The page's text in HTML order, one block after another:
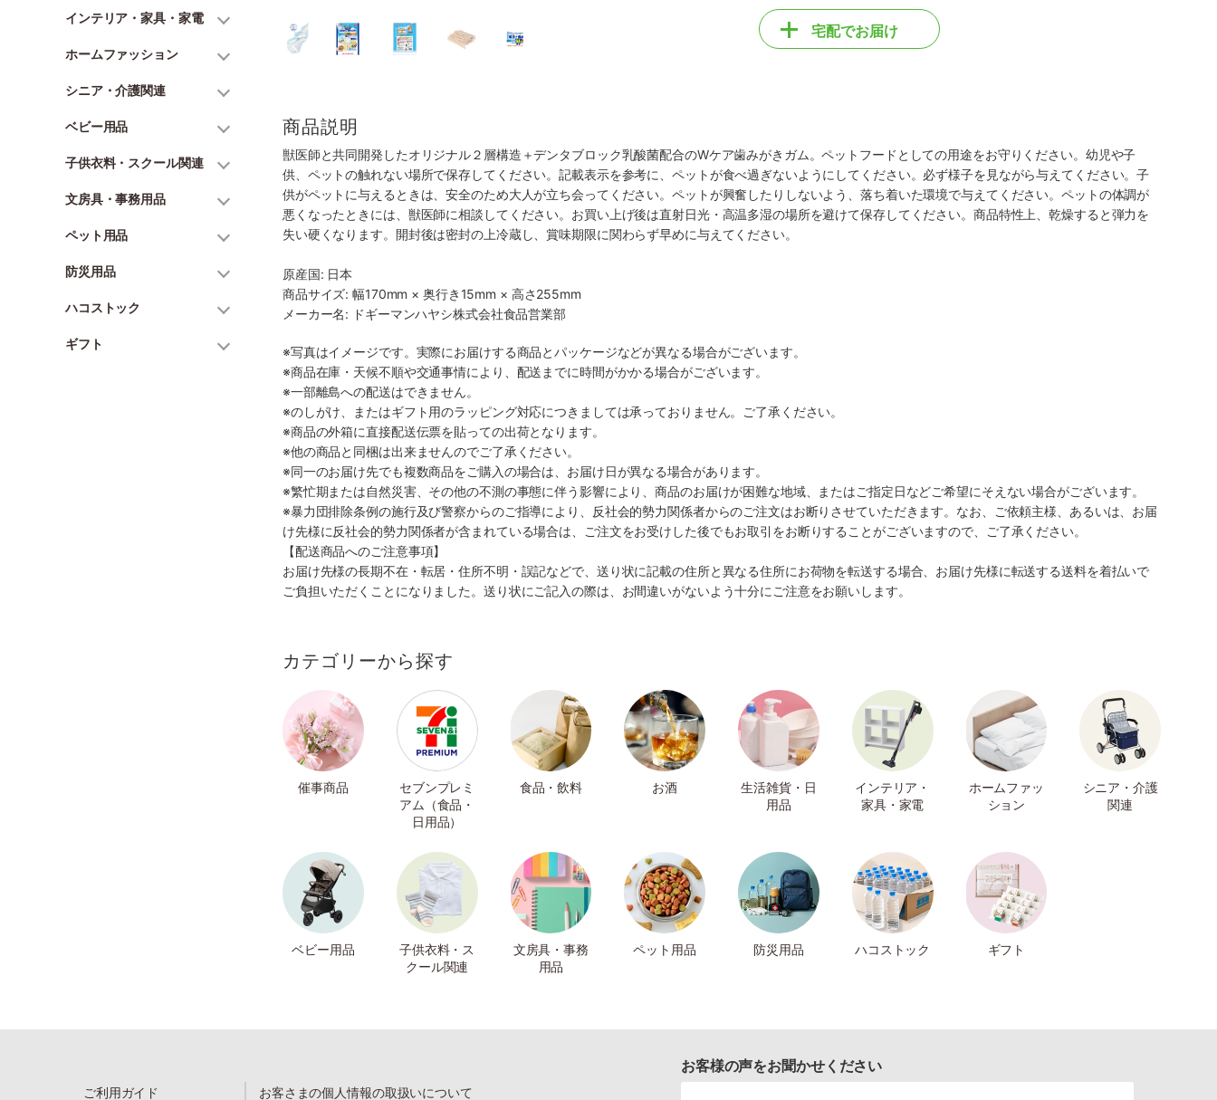
インテリア・家具・家電
ホームファッション
シニア・介護関連
ベビー用品
子供衣料・スクール関連
文房具・事務用品
ペット用品
防災用品
ハコストック
ギフト
宅配でお届け
商品説明
獣医師と共同開発したオリジナル２層構造＋デンタブロック乳酸菌配合のWケア歯みがきガム。ペットフードとしての用途をお守りください。幼児や子
供、ペットの触れない場所で保存してください。記載表示を参考に、ペットが食べ過ぎないようにしてください。必ず様子を見ながら与えてください。子
供がペットに与えるときは、安全のため大人が立ち会ってください。ペットが興奮したりしないよう、落ち着いた環境で与えてください。ペットの体調が
悪くなったときには、獣医師に相談してください。お買い上げ後は直射日光・高温多湿の場所を避けて保存してください。商品特性上、乾燥すると弾力を
失い硬くなります。開封後は密封の上冷蔵し、賞味期限に関わらず早めに与えてください。
原産国: 日本
商品サイズ: 幅170mm × 奥行き15mm × 高さ255mm
メーカー名: ドギーマンハヤシ株式会社食品営業部
※写真はイメージです。実際にお届けする商品とパッケージなどが異なる場合がございます。
※商品在庫・天候不順や交通事情により、配送までに時間がかかる場合がございます。
※一部離島への配送はできません。
※のしがけ、またはギフト用のラッピング対応につきましては承っておりません。ご了承ください。
※商品の外箱に直接配送伝票を貼っての出荷となります。
※他の商品と同梱は出来ませんのでご了承ください。
※同一のお届け先でも複数商品をご購入の場合は、お届け日が異なる場合があります。
※繁忙期または自然災害、その他の不測の事態に伴う影響により、商品のお届けが困難な地域、またはご指定日などご希望にそえない場合がございます。
※暴力団排除条例の施行及び警察からのご指導により、反社会的勢力関係者からのご注文はお断りさせていただきます。なお、ご依頼主様、あるいは、お届
け先様に反社会的勢力関係者が含まれている場合は、ご注文をお受けした後でもお取引をお断りすることがございますので、ご了承ください。
【配送商品へのご注意事項】
お届け先様の長期不在・転居・住所不明・誤記などで、送り状に記載の住所と異なる住所にお荷物を転送する場合、お届け先様に転送する送料を着払いで
ご負担いただくことになりました。送り状にご記入の際は、お間違いがないよう十分にご注意をお願いします。
カテゴリーから探す
催事商品
セブンプレミ
アム（食品・
日用品）
食品・飲料 お酒
生活雑貨・日
用品
インテリア・
家具・家電
ホームファッ
ション
シニア・介護
関連
ベビー用品
子供衣料・ス
クール関連
文房具・事務
用品
ペット用品 防災用品 ハコストック ギフト
ご利用ガイド お客さまの個人情報の取扱いについて
お客様の声をお聞かせください